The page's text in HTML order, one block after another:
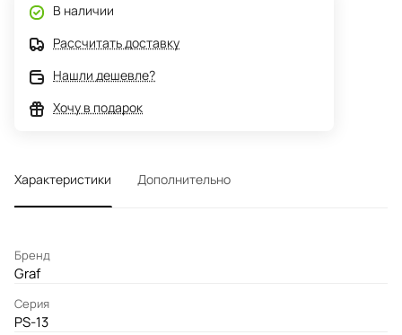
В наличии
Рассчитать доставку
Нашли дешевле?
Хочу в подарок
Характеристики Дополнительно
Бренд
Graf
Серия
PS-13